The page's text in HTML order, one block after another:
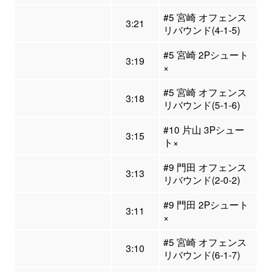
3:21
#5 宮崎 オフェンス
リバウンド(4-1-5)
3:19
#5 宮崎 2Pシュート
×
3:18
#5 宮崎 オフェンス
リバウンド(5-1-6)
3:15
#10 片山 3Pシュー
ト×
3:13
#9 門田 オフェンス
リバウンド(2-0-2)
3:11
#9 門田 2Pシュート
×
3:10
#5 宮崎 オフェンス
リバウンド(6-1-7)